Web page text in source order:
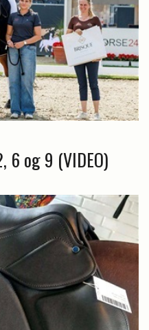
6 og 9 (VIDEO)